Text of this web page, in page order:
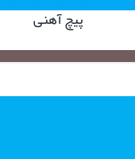
پیچ آهنی